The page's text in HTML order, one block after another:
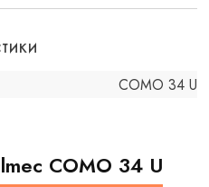
COMO 34 U
COMO 34 U